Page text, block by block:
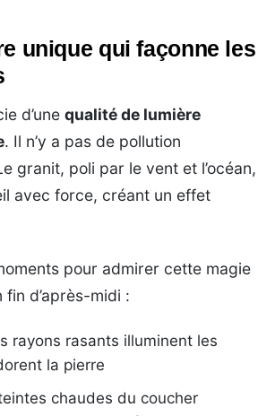
unique qui façonne les
d’une qualité de lumière
. Il n’y a pas de pollution
granit, poli par le vent et l’océan,
avec force, créant un effet
pour admirer cette magie
fin d’après-midi :
rayons rasants illuminent les
la pierre
chaudes du coucher